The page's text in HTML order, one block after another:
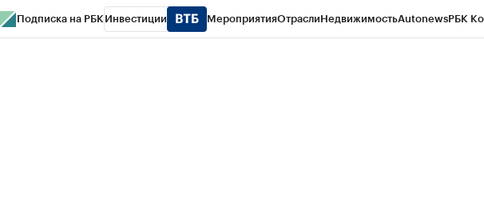
Подписка на РБК Инвестиции МероприятияОтраслиНедвижимостьAutonewsРБК